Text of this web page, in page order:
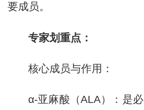
要成员。
专家划重点：
核心成员与作用：
α-亚麻酸（ALA）：是